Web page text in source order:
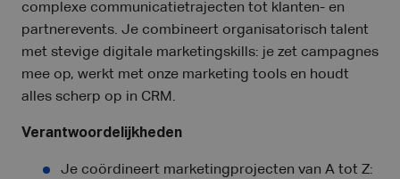
complexe communicatietrajecten tot klanten- en
partnerevents. Je combineert organisatorisch talent
met stevige digitale marketingskills: je zet campagnes
mee op, werkt met onze marketing tools en houdt
alles scherp op in CRM.
Verantwoordelijkheden
Je coördineert marketingprojecten van A tot Z: